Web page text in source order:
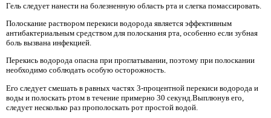
Гель следует нанести на болезненную область рта и слегка помассировать.
Полоскание раствором перекиси водорода является эффективным
антибактериальным средством для полоскания рта, особенно если зубная
боль вызвана инфекцией.
Перекись водорода опасна при проглатывании, поэтому при полоскании
необходимо соблюдать особую осторожность.
Его следует смешать в равных частях 3-процентной перекиси водорода и
воды и полоскать ртом в течение примерно 30 секунд.Выплюнув его,
следует несколько раз прополоскать рот простой водой.